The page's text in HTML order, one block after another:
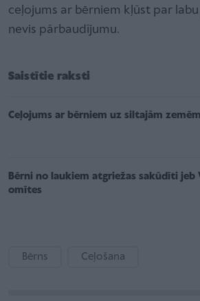
ceļojums ar bērniem kļūst par
nevis pārbaudījumu.
Saistītie raksti
Ceļojums ar bērniem uz siltajām zemēm
Bērni no laukiem atgriežas sakūdīti jeb
omītes
Bērns Ceļošana